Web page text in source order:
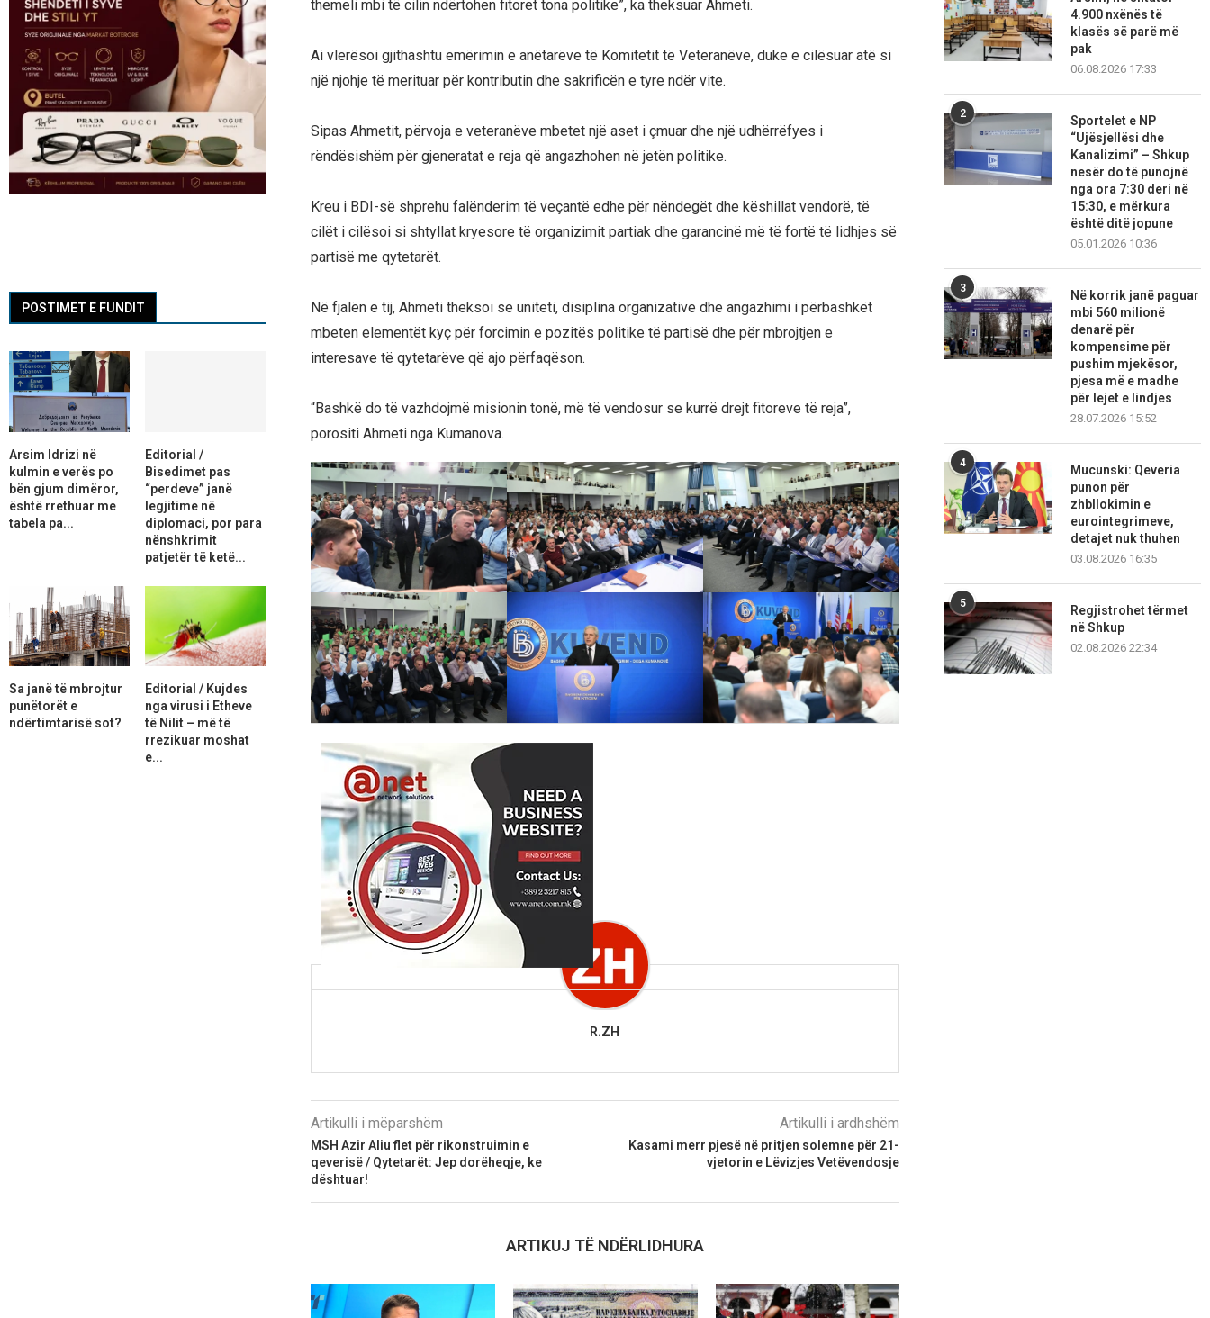
themeli mbi të cilin ndërtohen fitoret tona politike”, ka theksuar Ahmeti.
Ai vlerësoi gjithashtu emërimin e anëtarëve të Komitetit të Veteranëve, duke e cilësuar atë si
një njohje të merituar për kontributin dhe sakrificën e tyre ndër vite.
Sipas Ahmetit, përvoja e veteranëve mbetet një aset i çmuar dhe një udhërrëfyes i
rëndësishëm për gjeneratat e reja që angazhohen në jetën politike.
Kreu i BDI-së shprehu falënderim të veçantë edhe për nëndegët dhe këshillat vendorë, të
cilët i cilësoi si shtyllat kryesore të organizimit partiak dhe garancinë më të fortë të lidhjes së
partisë me qytetarët.
Në fjalën e tij, Ahmeti theksoi se uniteti, disiplina organizative dhe angazhimi i përbashkët
mbeten elementët kyç për forcimin e pozitës politike të partisë dhe për mbrojtjen e
interesave të qytetarëve që ajo përfaqëson.
“Bashkë do të vazhdojmë misionin tonë, më të vendosur se kurrë drejt fitoreve të reja”,
porositi Ahmeti nga Kumanova.
R.ZH
Artikulli i mëparshëm
MSH Azir Aliu flet për rikonstruimin e
qeverisë / Qytetarët: Jep dorëheqje, ke
dështuar!
Artikulli i ardhshëm
Kasami merr pjesë në pritjen solemne për 21-
vjetorin e Lëvizjes Vetëvendosje
ARTIKUJ TË NDËRLIDHURA
4.900 nxënës të
klasës së parë më
pak
06.08.2026 17:33
2
Sportelet e NP
“Ujësjellësi dhe
Kanalizimi” – Shkup
nesër do të punojnë
nga ora 7:30 deri në
15:30, e mërkura
është ditë jopune
05.01.2026 10:36
3
Në korrik janë paguar
mbi 560 milionë
denarë për
kompensime për
pushim mjekësor,
pjesa më e madhe
për lejet e lindjes
28.07.2026 15:52
4
Mucunski: Qeveria
punon për
zhbllokimin e
eurointegrimeve,
detajet nuk thuhen
03.08.2026 16:35
5
Regjistrohet tërmet
në Shkup
02.08.2026 22:34
POSTIMET E FUNDIT
Arsim Idrizi në
kulmin e verës po
bën gjum dimëror,
është rrethuar me
tabela pa...
Editorial /
Bisedimet pas
“perdeve” janë
legjitime në
diplomaci, por para
nënshkrimit
patjetër të ketë...
Sa janë të mbrojtur
punëtorët e
ndërtimtarisë sot?
Editorial / Kujdes
nga virusi i Etheve
të Nilit – më të
rrezikuar moshat
e...